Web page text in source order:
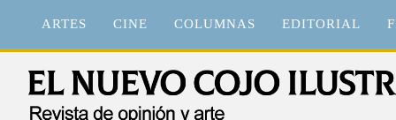
contenido
ARTES CINE COLUMNAS EDITORIAL